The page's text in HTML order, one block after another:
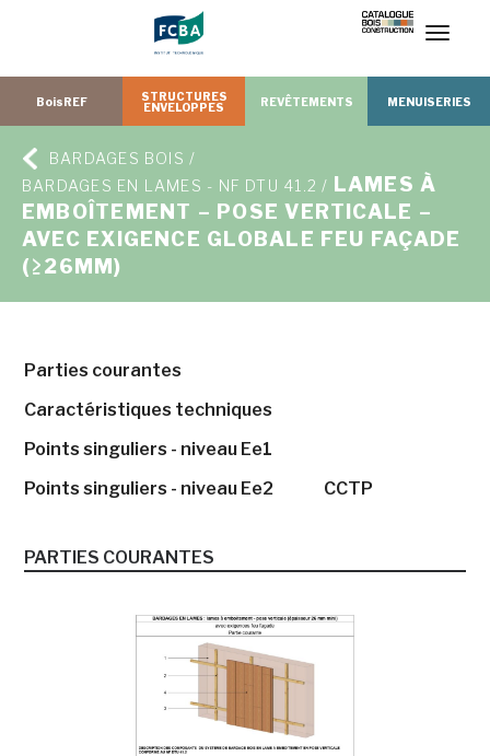
T
o
v
i
a
BoisREF
STRUCTURES
ENVELOPPES
REVÊTEMENTS MENUISERIES
BARDAGES BOIS /
BARDAGES EN LAMES - NF DTU 41.2 / LAMES À
EMBOÎTEMENT – POSE VERTICALE –
AVEC EXIGENCE GLOBALE FEU FAÇADE
(≥26MM)
Parties courantes
Caractéristiques techniques
Points singuliers - niveau Ee1
Points singuliers - niveau Ee2
CCTP
PARTIES COURANTES